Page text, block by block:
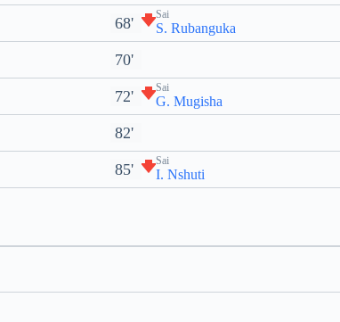
68' Sai
S. Rubanguka
70'
72' Sai
G. Mugisha
82'
85' Sai
I. Nshuti